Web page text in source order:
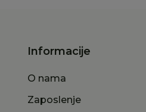
Informacije
O nama
Zaposlenje